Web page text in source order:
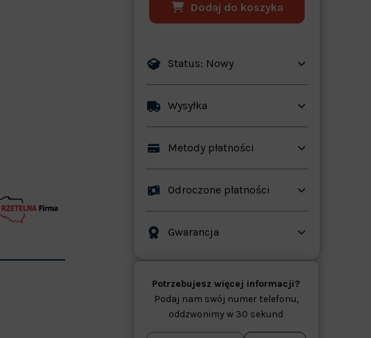
Dodaj do koszyka
Status: Nowy
Wysyłka
Metody płatności
Odroczone płatności
Gwarancja
Potrzebujesz więcej informacji?
Podaj nam swój numer telefonu,
oddzwonimy w 30 sekund